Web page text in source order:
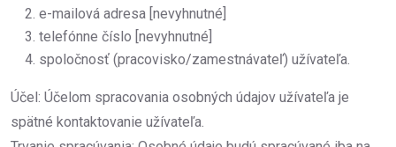
e-mailová adresa [nevyhnutné]
telefónne číslo [nevyhnutné]
spoločnosť (pracovisko/zamestnávateľ) užívateľa.
Účel: Účelom spracovania osobných údajov užívateľa je
spätné kontaktovanie užívateľa.